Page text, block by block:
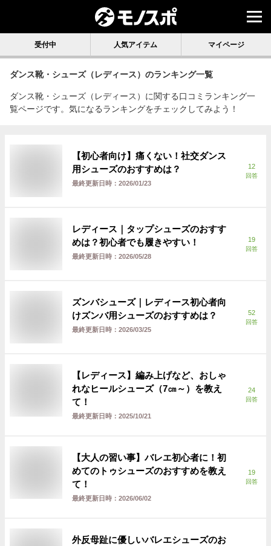
受付中 人気アイテム マイページ
ダンス靴・シューズ（レディース） のランキング一覧
ダンス靴・シューズ（レディース）に関する口コミランキング一
覧ページです。気になるランキングをチェックしてみよう！
【初心者向け】痛くない！社交ダンス
用シューズのおすすめは？
最終更新日時： 2026/01/23
12
回答
レディース｜タップシューズのおすす
めは？初心者でも履きやすい！
最終更新日時： 2026/05/28
19
回答
ズンバシューズ｜レディース初心者向
けズンバ用シューズのおすすめは？
最終更新日時： 2026/03/25
52
回答
【レディース】編み上げなど、おしゃ
れなヒールシューズ（7㎝～）を教え
て！
最終更新日時： 2025/10/21
24
回答
【大人の習い事】バレエ初心者に！初
めてのトゥシューズのおすすめを教え
て！
最終更新日時： 2026/06/02
19
回答
外反母趾に優しいバレエシューズのお